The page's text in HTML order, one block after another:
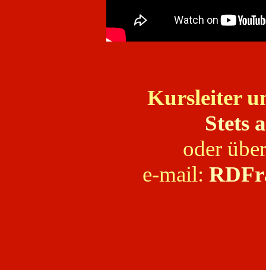
Kursleiter
Stets
oder
e-mail: